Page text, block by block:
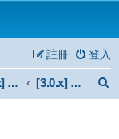
登入
註冊
[3.0.x] Style [3.0.x] 風格問題討論